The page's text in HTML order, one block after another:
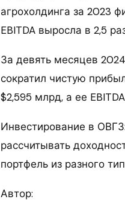
агрохолдинга за 2023
EBITDA выросла в 2,5
За девять месяцев
сократил чистую
$2,595 млрд, а ее
Инвестирование в
рассчитывать
портфель из разного
Автор: